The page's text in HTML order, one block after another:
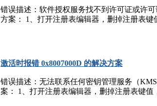
我们当前所在地区. 3、保存设置后，重新启
解决方案：1、安装新版本office前，请查看“
册表编辑器：运行（快捷键：win+R）-->输
息，路径如下：（win10环境下）
后，关闭注册表编辑器，开始重新安装新
劫持系统进程，给系统安装服务，或是修改
来解决的，最好最快的办法就是重装系统。
错误描述：软件授权服务找不到许可证或许
方案： 1、打开注册表编辑器，删掉注册表键
一下 4、关闭防火墙(以后需要的话，可以开
Office\Office14\ospp.vbs" /inpkey:VYBBJ-
successful,运行GP激活客户端进行激活.
激活时报错 0x8007000D 的解决方案
错误描述：无法联系任何密钥管理服务（
案： 1、打开注册表编辑器，删掉注册表键值